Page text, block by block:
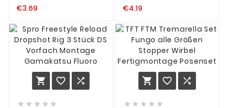
FLUOROCARBON
HECHTVORFACH
WIRBEL
€3.69 GLOW UV -4 -6 0,5G
€4.19
  
    
  
    